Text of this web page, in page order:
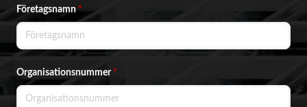
Företagsnamn*
Organisationsnummer *